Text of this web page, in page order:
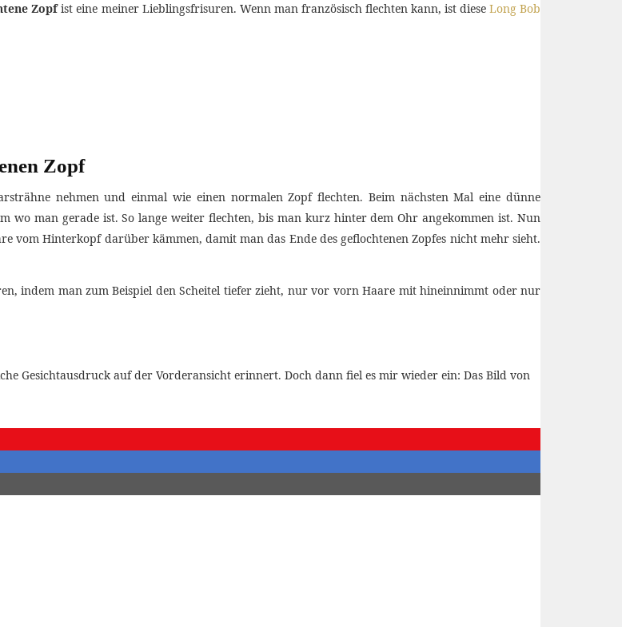
Zopfist eine meiner Lieblingsfrisuren. Wenn man französisch flechten kann, ist diese Long Bob
Zopf
nehmen und einmal wie einen normalen Zopf flechten. Beim nächsten Mal eine dünne
wo man gerade ist. So lange weiter flechten, bis man kurz hinter dem Ohr angekommen ist. Nun
vom Hinterkopf darüber kämmen, damit man das Ende des geflochtenen Zopfes nicht mehr sieht.
indem man zum Beispiel den Scheitel tiefer zieht, nur vor vorn Haare mit hineinnimmt oder nur
Gesichtausdruck auf der Vorderansicht erinnert. Doch dann fiel es mir wieder ein: Das Bild von